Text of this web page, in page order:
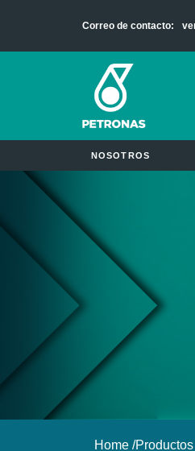
Correo de contacto:
NOSOTROS
Home /Productos